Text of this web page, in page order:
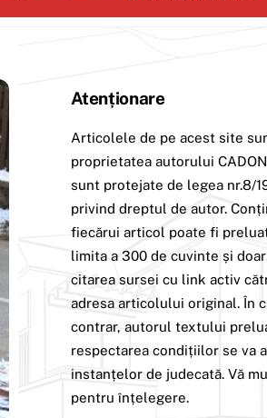
Atenționare
Articolele de pe acest site
proprietatea autorului
sunt protejate de legea nr.8/
privind dreptul de autor.
fiecărui articol poate fi
limita a 300 de cuvinte și
citarea sursei cu link activ
adresa articolului original. În
contrar, autorul textului
respectarea condițiilor se va
instanțelor de judecată. Vă
pentru înțelegere.